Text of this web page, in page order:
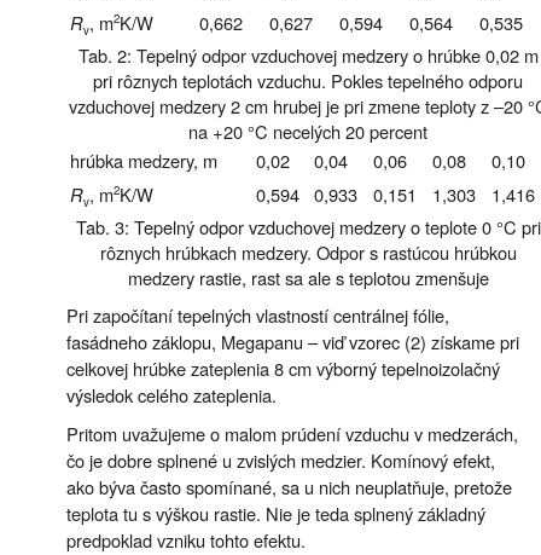
Rv, m2K/W 0,662 0,627 0,594 0,564
0,535
Tab. 2: Tepelný odpor vzduchovej medzery o hrúbke 0,02 m
pri rôznych teplotách vzduchu. Pokles tepelného odporu
vzduchovej medzery 2 cm hrubej je pri zmene teploty z –20
na +20 °C necelých 20 percent
hrúbka medzery, m
0,02 0,04 0,06 0,08
0,10
Rv, m2K/W 0,594 0,933 0,151 1,303
1,416
Tab. 3: Tepelný odpor vzduchovej medzery o teplote 0 °C pri
rôznych hrúbkach medzery. Odpor s rastúcou hrúbkou
medzery rastie, rast sa ale s teplotou zmenšuje
Pri započítaní tepelných vlastností centrálnej fólie,
fasádneho záklopu, Megapanu – viď vzorec (2) získame pri
celkovej hrúbke zateplenia 8 cm výborný tepelnoizolačný
výsledok celého zateplenia.
Pritom uvažujeme o malom prúdení vzduchu v medzerách,
čo je dobre splnené u zvislých medzier. Komínový efekt,
ako býva často spomínané, sa u nich neuplatňuje, pretože
teplota tu s výškou rastie. Nie je teda splnený základný
predpoklad vzniku tohto efektu.